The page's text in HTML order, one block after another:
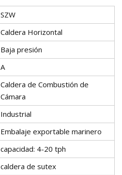
SZW
Caldera Horizontal
Baja presión
A
Caldera de Combustión de
Cámara
Industrial
Embalaje exportable marinero
capacidad: 4-20 tph
caldera de sutex